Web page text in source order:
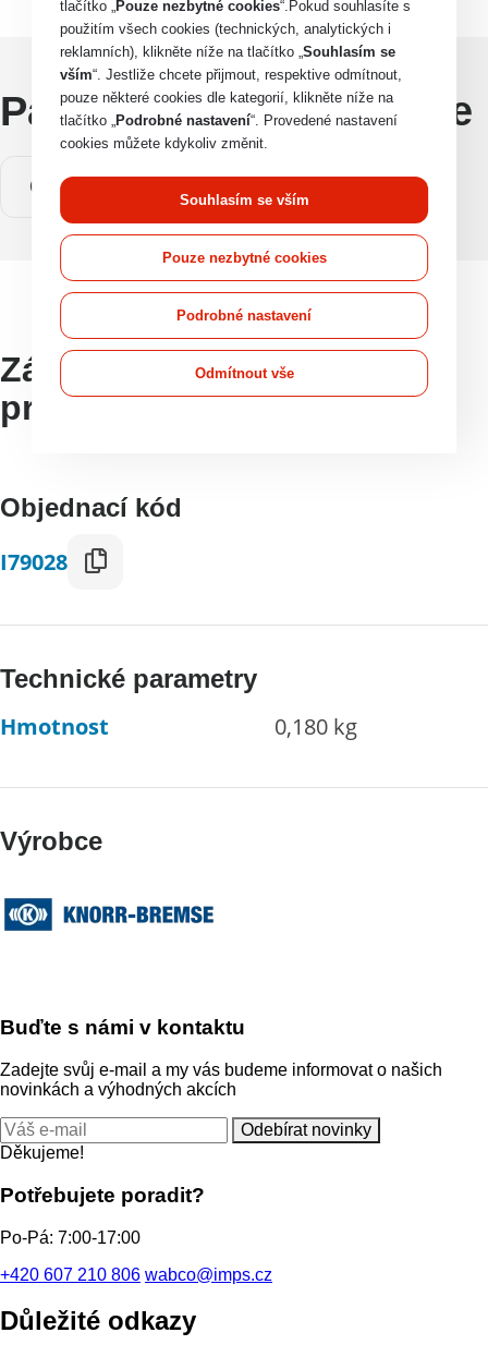
Parametry a specifikace
O produktu
Základní informace o
produktu
Objednací kód
I79028
Technické parametry
Hmotnost
0,180 kg
Výrobce
Buďte s námi v kontaktu
Zadejte svůj e-mail a my vás budeme informovat o našich
novinkách a výhodných akcích
Odebírat novinky
Děkujeme!
Potřebujete poradit?
Po-Pá: 7:00-17:00
+420 607 210 806 wabco@imps.cz
Důležité odkazy
tlačítko „ Pouze nezbytné cookies“.Pokud souhlasíte s
použitím všech cookies (technických, analytických i
reklamních), klikněte níže na tlačítko „Souhlasím se
vším“. Jestliže chcete přijmout, respektive odmítnout,
pouze některé cookies dle kategorií, klikněte níže na
tlačítko „Podrobné nastavení“. Provedené nastavení
cookies můžete kdykoliv změnit.
Souhlasím se vším
Pouze nezbytné cookies
Podrobné nastavení
Odmítnout vše